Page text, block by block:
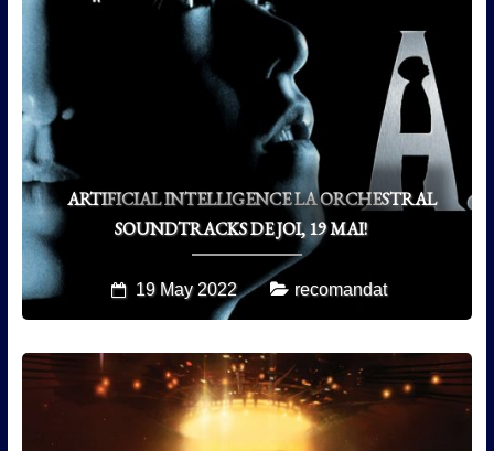
ARTIFICIAL INTELLIGENCE LA ORCHESTRAL
SOUNDTRACKS DE JOI, 19 MAI!
19 May 2022 recomandat